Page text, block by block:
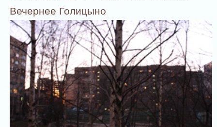
Вечернее Голицыно